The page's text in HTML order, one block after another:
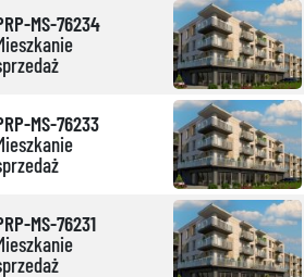
MS-76234
MS-76233
MS-76231